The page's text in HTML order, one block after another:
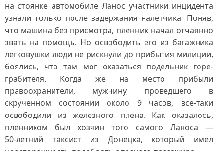
на стоянке автомобиле Ланос участники инцидента
узнали только после задержания налетчика. Поняв,
что машина без присмотра, пленник начал отчаянно
звать на помощь. Но освободить его из багажника
легковушки люди не рискнули до прибытия милиции,
боялись, что там мог оказаться подельник горе-
грабителя. Когда же на место прибыли
правоохранители, мужчину, проведшего в
скрученном состоянии около 9 часов, все‑таки
освободили из железного плена. Как оказалось,
пленником был хозяин того самого Ланоса —
50‑летний таксист из Донецка, который имел